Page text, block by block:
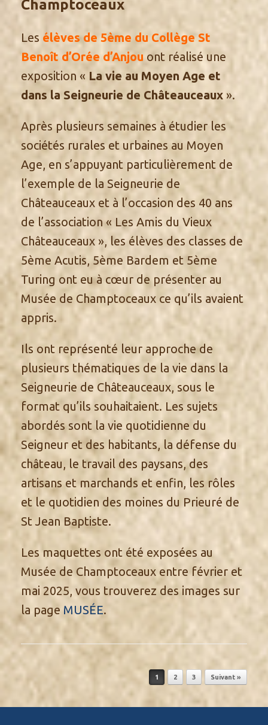
Champtoceaux
Les élèves de 5ème du Collège St
Benoît d’Orée d’Anjou ont réalisé une
exposition « La vie au Moyen Age et
dans la Seigneurie de Châteauceaux ».
Après plusieurs semaines à étudier les
sociétés rurales et urbaines au Moyen
Age, en s’appuyant particulièrement de
l’exemple de la Seigneurie de
Châteauceaux et à l’occasion des 40 ans
de l’association « Les Amis du Vieux
Châteauceaux », les élèves des classes de
5ème Acutis, 5ème Bardem et 5ème
Turing ont eu à cœur de présenter au
Musée de Champtoceaux ce qu’ils avaient
appris.
Ils ont représenté leur approche de
plusieurs thématiques de la vie dans la
Seigneurie de Châteauceaux, sous le
format qu’ils souhaitaient. Les sujets
abordés sont la vie quotidienne du
Seigneur et des habitants, la défense du
château, le travail des paysans, des
artisans et marchands et enfin, les rôles
et le quotidien des moines du Prieuré de
St Jean Baptiste.
Les maquettes ont été exposées au
Musée de Champtoceaux entre février et
mai 2025, vous trouverez des images sur
la page MUSÉE.
1 2 3 Suivant »